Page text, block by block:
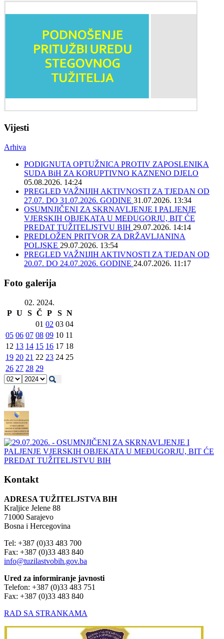
Vijesti
Arhiva
PODIGNUTA OPTUŽNICA PROTIV ZAPOSLENIKA
SUDA BiH ZA KORUPTIVNO KAZNENO DJELO
05.08.2026. 14:24
PREGLED VAŽNIJIH AKTIVNOSTI ZA TJEDAN OD
27.07. DO 31.07.2026. GODINE 31.07.2026. 13:34
OSUMNJIČENI ZA SKRNAVLJENJE I PALJENJE
VJERSKIH OBJEKATA U MEĐUGORJU, BIT ĆE
PREDAT TUŽITELJSTVU BIH 29.07.2026. 14:14
PREDLOŽEN PRITVOR ZA DRŽAVLJANINA
POLJSKE 29.07.2026. 13:54
PREGLED VAŽNIJIH AKTIVNOSTI ZA TJEDAN OD
20.07. DO 24.07.2026. GODINE 24.07.2026. 11:17
Foto galerija
02. 2024.
P U S Č P S N
01 02 03 04
05 06 07 08 09 10 11
12 13 14 15 16 17 18
19 20 21 22 23 24 25
26 27 28 29
Kontakt
ADRESA TUŽITELJSTVA BIH
Kraljice Jelene 88
71000 Sarajevo
Bosna i Hercegovina
Tel: +387 (0)33 483 700
Fax: +387 (0)33 483 840
info@tuzilastvobih.gov.ba
Ured za informiranje javnosti
Telefon: +387 (0)33 483 751
Fax: +387 (0)33 483 840
RAD SA STRANKAMA